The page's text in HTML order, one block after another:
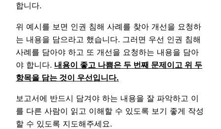
합니다.
위 예시를 보면 인권 침해 사례를 찾아 개선을 요청하
는 내용을 담으라고 했습니다. 그러면 우선 인권 침해
사례를 담아야 하고 또 개선을 요청하는 내용을 담아
야 합니다. 내용이 좋고 나쁨은 두 번째 문제이고 위 두
항목을 담는 것이 우선입니다.
보고서에 반드시 담겨야 하는 내용을 잘 파악하고 이
를 다른 사람이 읽고 이해할 수 있도록 보기 좋게 작성
할 수 있도록 지도해주세요.